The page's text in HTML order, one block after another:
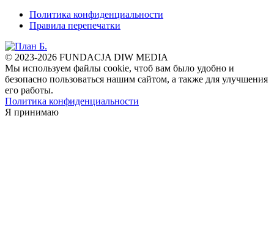
Политика конфиденциальности
Правила перепечатки
© 2023-2026 FUNDACJA DIW MEDIA
Мы используем файлы cookie, чтоб вам было удобно и
безопасно пользоваться нашим сайтом, а также для улучшения
его работы.
Политика конфиденциальности
Я принимаю